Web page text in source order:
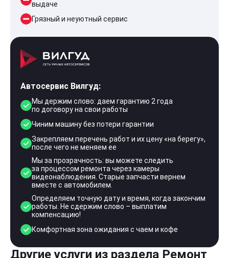
выдаче
Грязный и неуютный сервис
Автосервис Вилгуд:
Мы держим слово: даем гарантию 2 года
по договору на свои работы
Чиним машину без потери гарантии
Закрепляем перечень работ и их цену «на берегу»,
после чего не меняем ее
Мы за прозрачность: вы можете следить
за процессом ремонта через камеры
видеонаблюдения. Старые запчасти вернем
вместе с автомобилем.
Определяем точную дату и время, когда закончим
работы. Не сдержим слово – выплатим
компенсацию!
Комфортная зона ожидания с чаем и кофе
Другие услуги из раздела Ремонт